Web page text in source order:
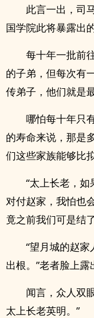
此言一出，司
国学院此将暴露出
每十年一批前
的子弟，但每次有
传弟子，他们就是
哪怕每十年只
的寿命来说，那是
们这些家族能够比拟
“太上长老，
对付赵家，我怕也
竟之前我们可是结
“望月城的赵
出根。”老者脸上露
闻言，众人双
太上长老英明。”